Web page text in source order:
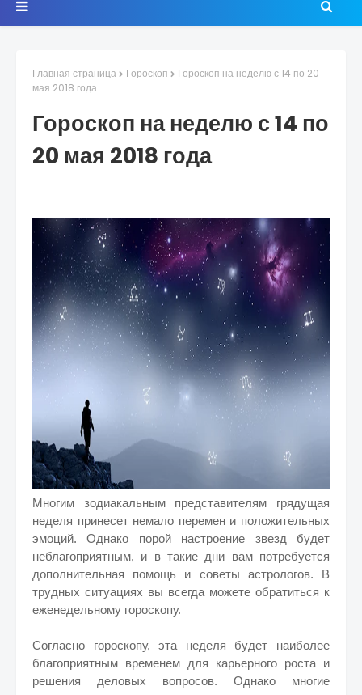
Главная страница Гороскоп
Гороскоп на неделю с 14 по 20
мая 2018 года
Гороскоп на неделю с 14 по
20 мая 2018 года
Многим зодиакальным представителям грядущая
неделя принесет немало перемен и положительных
эмоций. Однако порой настроение звезд будет
неблагоприятным, и в такие дни вам потребуется
дополнительная помощь и советы астрологов. В
трудных ситуациях вы всегда можете обратиться к
еженедельному гороскопу.
Согласно гороскопу, эта неделя будет наиболее
благоприятным временем для карьерного роста и
решения деловых вопросов. Однако многие